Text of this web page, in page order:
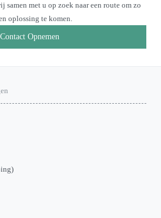
samen met u op zoek naar een route om zo
oplossing te komen.
Contact Opnemen